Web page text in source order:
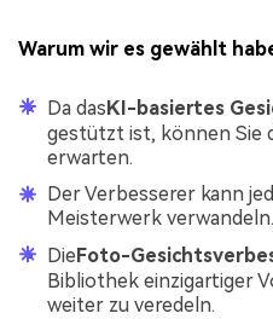
Warum wir es gewählt
Da dasKI-basiertes
gestützt ist, können Sie
erwarten.
Der Verbesserer kann
Meisterwerk verwandeln.
Die Foto-
Bibliothek einzigartiger
weiter zu veredeln.